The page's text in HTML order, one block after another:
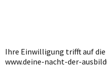
Ihre Einwilligung trifft auf
www.deine-nacht-der-